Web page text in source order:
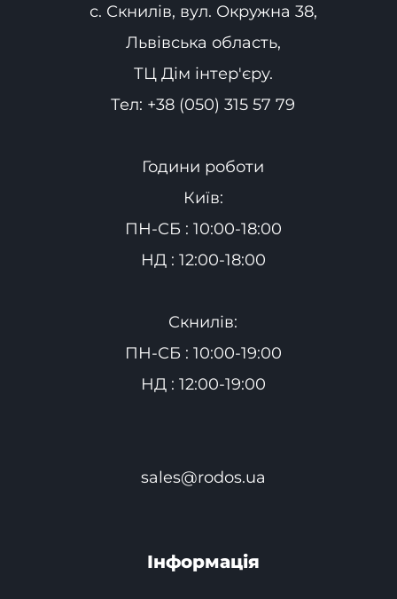
с. Скнилів, вул. Окружна 38,
Львівська область,
ТЦ Дім інтер'єру.
Тел: +38 (050) 315 57 79
Години роботи
Київ:
ПН-СБ : 10:00-18:00
НД : 12:00-18:00
Скнилів:
ПН-СБ : 10:00-19:00
НД : 12:00-19:00
sales@rodos.ua
Інформація